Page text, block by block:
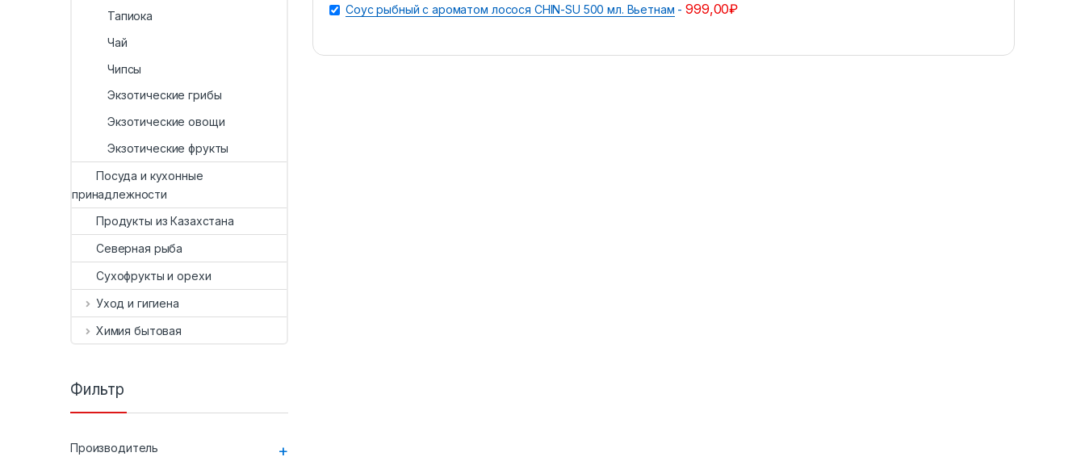
Соус рыбный c ароматом лосося CHIN-SU 500 мл. Вьетнам -999,00₽
Тапиока
Чай
Чипсы
Экзотические грибы
Экзотические овощи
Экзотические фрукты
Посуда и кухонные
принадлежности
Продукты из Казахстана
Северная рыба
Сухофрукты и орехи
Уход и гигиена
Химия бытовая
Фильтр
Производитель +